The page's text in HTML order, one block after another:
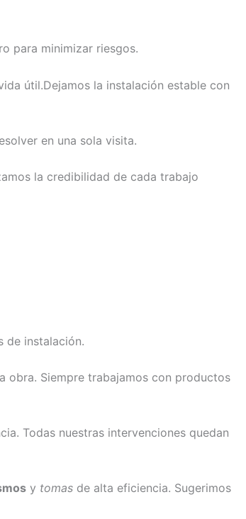
para minimizar riesgos.
útil.Dejamos la instalación estable con
en una sola visita.
la credibilidad de cada trabajo
de instalación.
obra. Siempre trabajamos con productos
Todas nuestras intervenciones quedan
y tomas de alta eficiencia. Sugerimos